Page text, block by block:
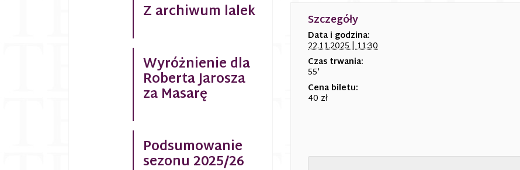
Szczegóły
Data i godzina:
22.11.2025 | 11:30
Czas trwania:
55'
Cena biletu:
40 zł
Z archiwum lalek
Wyróżnienie dla
Roberta Jarosza
za Masarę
Podsumowanie
sezonu 2025/26